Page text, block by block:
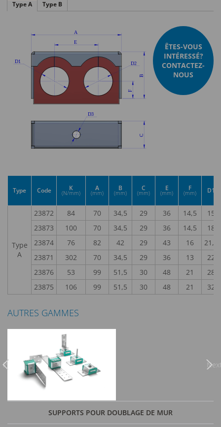
Type A Type B
ÊTES-VOUS
INTÉRESSÉ?
CONTACTEZ-
NOUS
Type Code K
(N/mm)
A
(mm)
B
(mm)
C
(mm)
E
(mm)
F
(mm) D1
Type
A
23872 84 70 34,5 29 36 14,5
15
23873
100 70 34,5 29 36 14,5
18
23874
76 82 42 29 43 16
21,2
23871
302 70 34,5 29 36 13
22
23876
53 99 51,5 30 48 21
28
23875
106 99 51,5 30 48 21 32
AUTRES GAMMES
SUPPORTS POUR DOUBLAGE DE MUR
Previous Next